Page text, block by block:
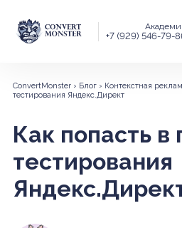
+7 (929) 546-79-
ConvertMonster› Блог› Контекстная
тестирования Яндекс.Директ
Как попасть в
тестирования